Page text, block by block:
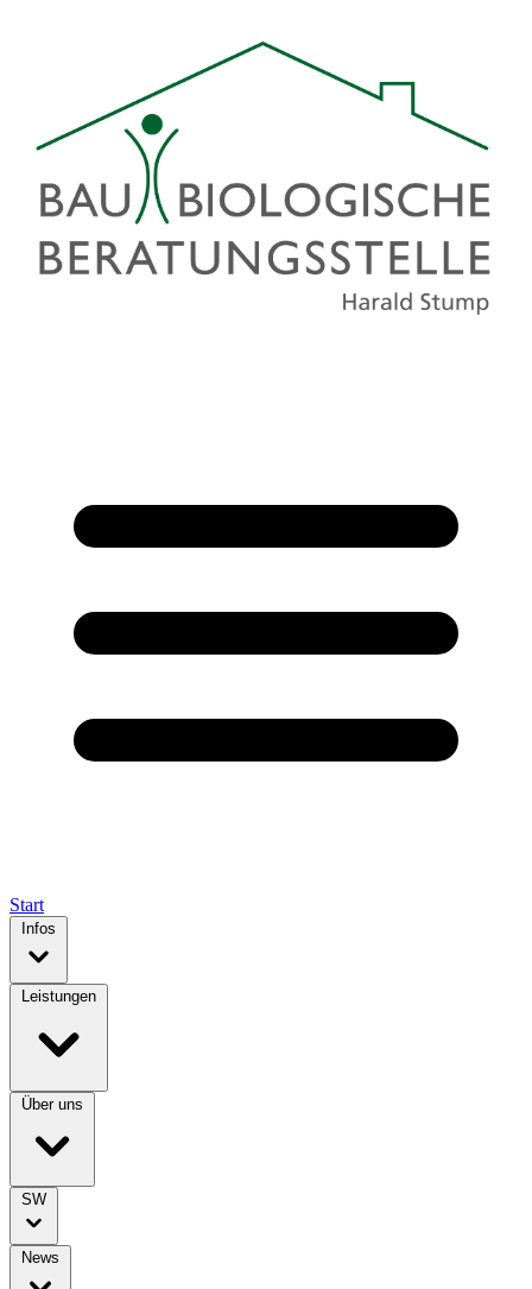
Start
Infos
Leistungen
Über uns
SW
News